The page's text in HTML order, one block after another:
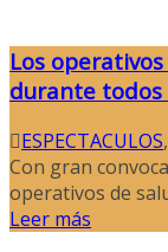
Los
durante todos
ESPECTACULOS,
Con gran
operativos de
Leer más